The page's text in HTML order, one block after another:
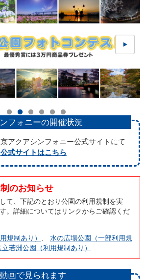
フォニーの開催状況
アクアシンフォニー公式サイトにて
公式サイトはこちら
のお知らせ
て、下記のとおり公園の利用規制を実
。詳細についてはリンクからご確認くだ
規制あり）
水の広場公園（一部利用規
若洲公園（利用規制あり）
画で見られます